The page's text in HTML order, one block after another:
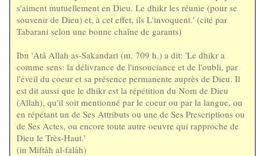
s'aiment mutuellement en Dieu. Le dhikr les réunie (pour se
souvenir de Dieu) et, à cet effet, ils L'invoquent.' (cité par
Tabarani selon une bonne chaîne de garants)
Ibn 'Atâ Allah as-Sakandari (m. 709 h.) a dit: 'Le dhikr a
comme sens: la délivrance de l'insouciance et de l'oubli, par
l'éveil du coeur et sa présence permanente auprès de Dieu. Il
est dit aussi que le dhikr est la répétition du Nom de Dieu
(Allah), qu'il soit mentionné par le coeur ou par la langue, ou
en répétant un de Ses Attributs ou une de Ses Prescriptions ou
de Ses Actes, ou encore toute autre oeuvre qui rapproche de
Dieu le Très-Haut.'
(in Miftâh al-falâh)